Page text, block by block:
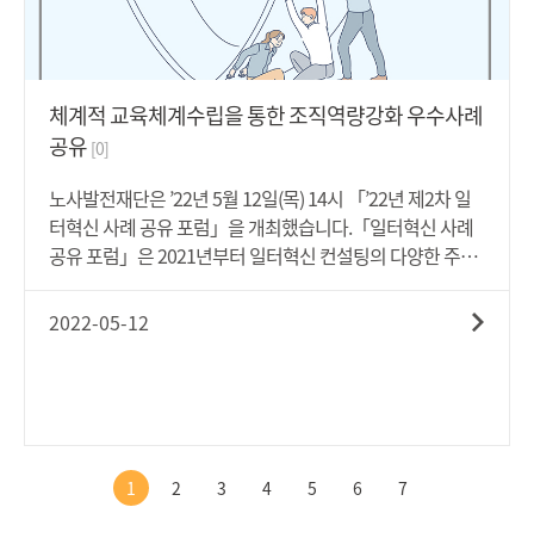
정당한 이유 없이 확정된 시정명령을 이행하지 않는 사업주
에 대해서는 1억원 이하의 과태료를 부과합니다. 한편, 고용
노동부 장관은 개정 남녀고용평등법에 따라 고용상 성차별
행위에 대하여 사업주에게 직권으로 시정요구를 할 수 있고,
요구에 따르지 않는 경우에는 이를 노동위원회에 통보하여
심리절차가 진행되도록 해야 합니다.중앙노동위원회 위원장
은 "노동위원회를 통한 고용상 성차별 등 시정제도 시행이
일터의 양성평등 실현에 이바지할 수 있을 것으로 기대한
다."라고 하면서, "고용상 성차별 등을 받은 근로자들에 대한
혔습니다.-보다 자세한 사항은 아래 '첨부파일'을 통해 살펴
보시기 바랍니다.
체계적 교육체계수립을 통한 조직역량강화 우수사례
공유 [0]
노사발전재단은 ’22년 5월 12일(목) 14시 「’22년 제2차 일
터혁신 사례 공유 포럼」을 개최했습니다.「일터혁신 사례
공유 포럼」은 2021년부터 일터혁신 컨설팅의 다양한 주제
고 시사점을 도출하여 현장에의 함의를 이끌어내기 위해 매
월 진행되고 있으며, 2022년에도 모두 8회에 걸쳐 진행될 예
해 작업장 업무 매뉴얼을 정비하고, 신규 직원들의 자기개발
을 위한 체계적 교육체계를 수립하고자 컨설팅 신청- 작업조
2022-05-12
1 2 3 4 5 6 7